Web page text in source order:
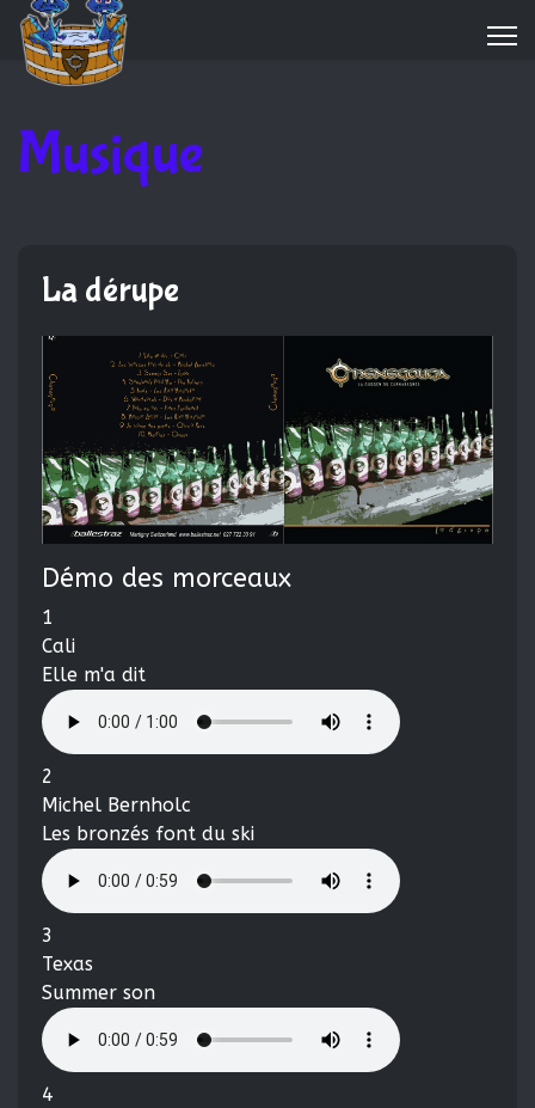
Musique
La dérupe
Démo des morceaux
1
Cali
Elle m'a dit
2
Michel Bernholc
Les bronzés font du ski
3
Texas
Summer son
4